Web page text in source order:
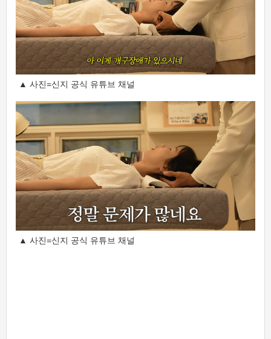
▲ 사진=신지 공식 유튜브 채널
▲ 사진=신지 공식 유튜브 채널